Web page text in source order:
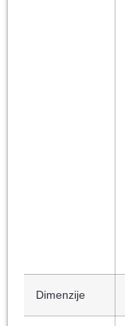
Dimenzije